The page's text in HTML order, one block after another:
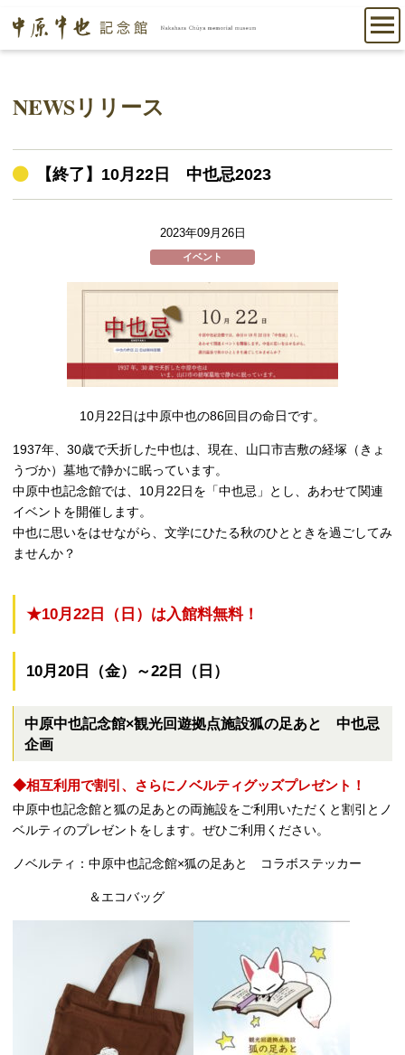
NEWSリリース
【終了】10月22日 中也忌2023
2023年09月26日
イベント
10月22日は中原中也の86回目の命日です。
1937年、30歳で夭折した中也は、現在、山口市吉敷の経塚（きょ
うづか）墓地で静かに眠っています。
中原中也記念館では、10月22日を「中也忌」とし、あわせて関連
イベントを開催します。
中也に思いをはせながら、文学にひたる秋のひとときを過ごしてみ
ませんか？
★10月22日（日）は入館料無料！
10月20日（金）～22日（日）
中原中也記念館×観光回遊拠点施設狐の足あと 中也忌
企画
◆相互利用で割引、さらにノベルティグッズプレゼント！
中原中也記念館と狐の足あとの両施設をご利用いただくと割引とノ
ベルティのプレゼントをします。ぜひご利用ください。
ノベルティ：中原中也記念館×狐の足あと コラボステッカー
＆エコバッグ